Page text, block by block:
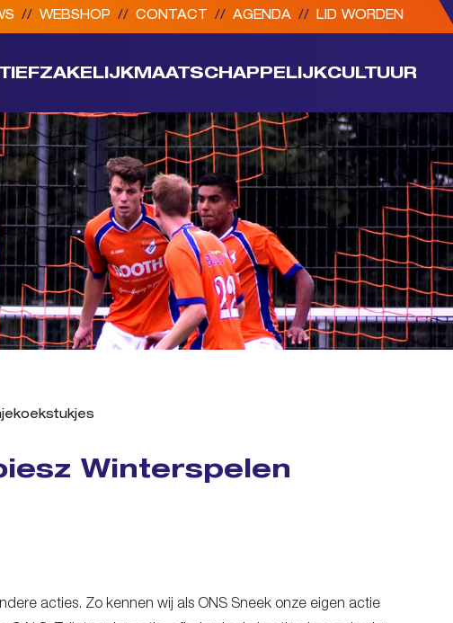
// WEBSHOP // CONTACT // AGENDA // LID WORDEN
ZAKELIJK MAATSCHAPPELIJKCULTUUR
Winterspelen
acties. Zo kennen wij als ONS Sneek onze eigen actie